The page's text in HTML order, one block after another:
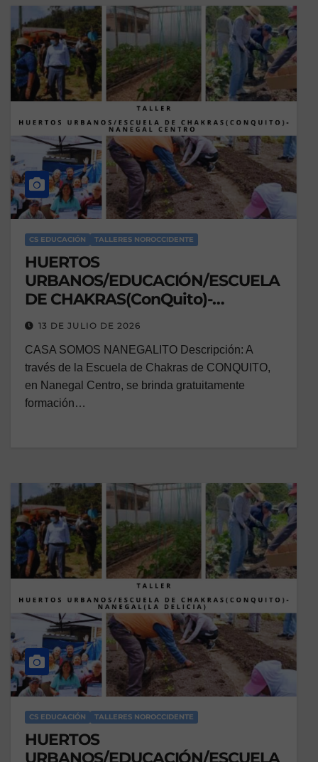
CS EDUCACIÓN TALLERES NOROCCIDENTE
HUERTOS
URBANOS/EDUCACIÓN/ESCUELA
DE CHAKRAS(ConQuito)-
NANEGAL CENTRO
13 DE JULIO DE 2026
CASA SOMOS NANEGALITO Descripción: A
través de la Escuela de Chakras de CONQUITO,
en Nanegal Centro, se brinda gratuitamente
formación…
CS EDUCACIÓN TALLERES NOROCCIDENTE
HUERTOS